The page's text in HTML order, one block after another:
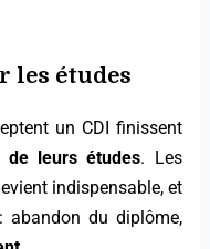
les études
un CDI finissent
de leurs études. Les
indispensable, et
abandon du diplôme,